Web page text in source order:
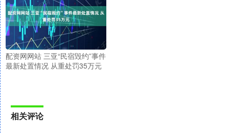
配资网网站 三亚“民宿毁约”事件
最新处置情况 从重处罚35万元
相关评论